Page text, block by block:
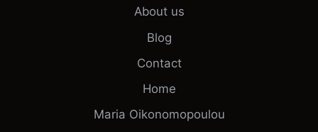
About us
Blog
Contact
Home
Maria Oikonomopoulou